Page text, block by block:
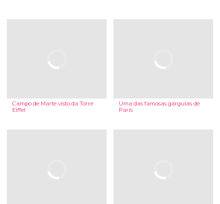
Campo de Marte visto da Torre
Eiffel
Uma das famosas gárgulas de
Paris